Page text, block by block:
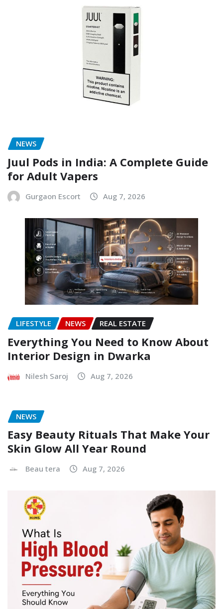
NEWS
Juul Pods in India: A Complete Guide
for Adult Vapers
Gurgaon Escort Aug 7, 2026
LIFESTYLE NEWS REAL ESTATE
Everything You Need to Know About
Interior Design in Dwarka
Nilesh Saroj Aug 7, 2026
NEWS
Easy Beauty Rituals That Make Your
Skin Glow All Year Round
Beau tera Aug 7, 2026